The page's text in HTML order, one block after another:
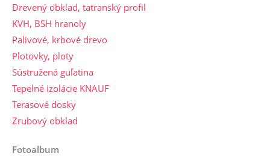
Drevený obklad, tatranský profil
KVH, BSH hranoly
Palivové, krbové drevo
Plotovky, ploty
Sústružená guľatina
Tepelné izolácie KNAUF
Terasové dosky
Zrubový obklad
Fotoalbum